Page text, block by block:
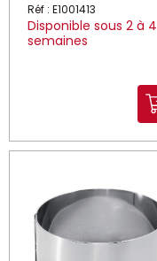
Réf : E1001413
Disponible sous 2 à 4
semaines